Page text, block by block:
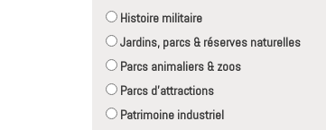
Histoire militaire
Jardins, parcs & réserves naturelles
Parcs animaliers & zoos
Parcs d'attractions
Patrimoine industriel